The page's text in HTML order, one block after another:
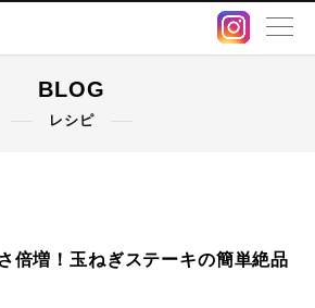
BLOG
レシピ
倍増！玉ねぎステーキの簡単絶品